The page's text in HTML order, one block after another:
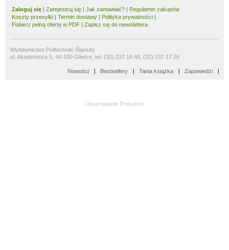
Zaloguj się | Zarejestruj się | Jak zamawiać? | Regulamin zakupów
Koszty przesyłki | Termin dostawy | Polityka prywatności |
Pobierz pełną ofertę w PDF | Zapisz się do newslettera
Wydawnictwo Politechniki Śląskiej
ul. Akademicka 5, 44-100 Gliwice, tel. (32) 237 18 48, (32) 237 17 26
Nowości Bestsellery Tania książka Zapowiedzi
Opracowanie Prekursor